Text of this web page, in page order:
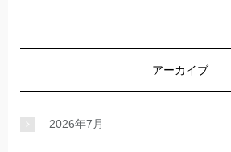
アーカイブ
2026年7月